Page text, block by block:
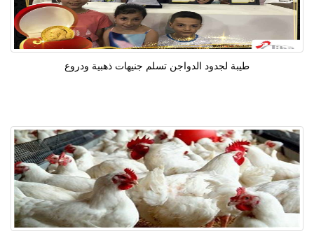
طيبة لجدود الدواجن تسلم جنيهات ذهبية ودروع